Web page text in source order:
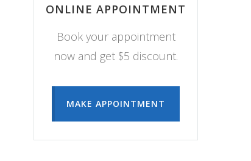
ONLINE APPOINTMENT
Book your appointment
now and get $5 discount.
MAKE APPOINTMENT